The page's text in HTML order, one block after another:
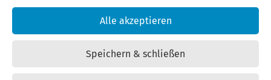
Alle akzeptieren
Speichern & schließen
(z.B. Google Maps, Youtube)
können persönliche Daten (z.B. IP-
Mit der Bestätigung erklären Sie